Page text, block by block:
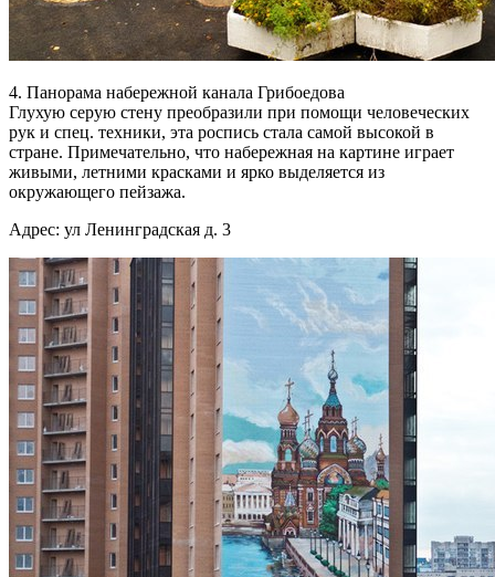
4. Панорама набережной канала Грибоедова
Глухую серую стену преобразили при помощи человеческих
рук и спец. техники, эта роспись стала самой высокой в
стране. Примечательно, что набережная на картине играет
живыми, летними красками и ярко выделяется из
окружающего пейзажа.
Адрес: ул Ленинградская д. 3